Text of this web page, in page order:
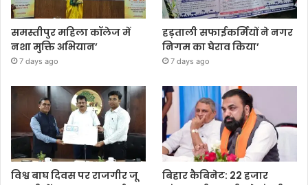
समस्तीपुर महिला कॉलेज में
नशा मुक्ति अभियान’
7 days ago
हड़ताली सफाईकर्मियों ने नगर
निगम का घेराव किया’
7 days ago
विश्व बाघ दिवस पर राजगीर जू
बिहार कैबिनेट: 22 हजार